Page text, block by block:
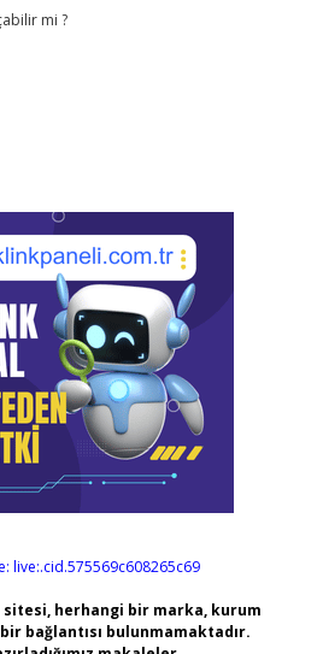
mi ?
live:.cid.575569c608265c69
herhangi bir marka, kurum
bağlantısı bulunmamaktadır.